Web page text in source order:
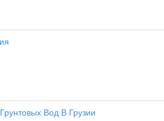
Вод В Грузии